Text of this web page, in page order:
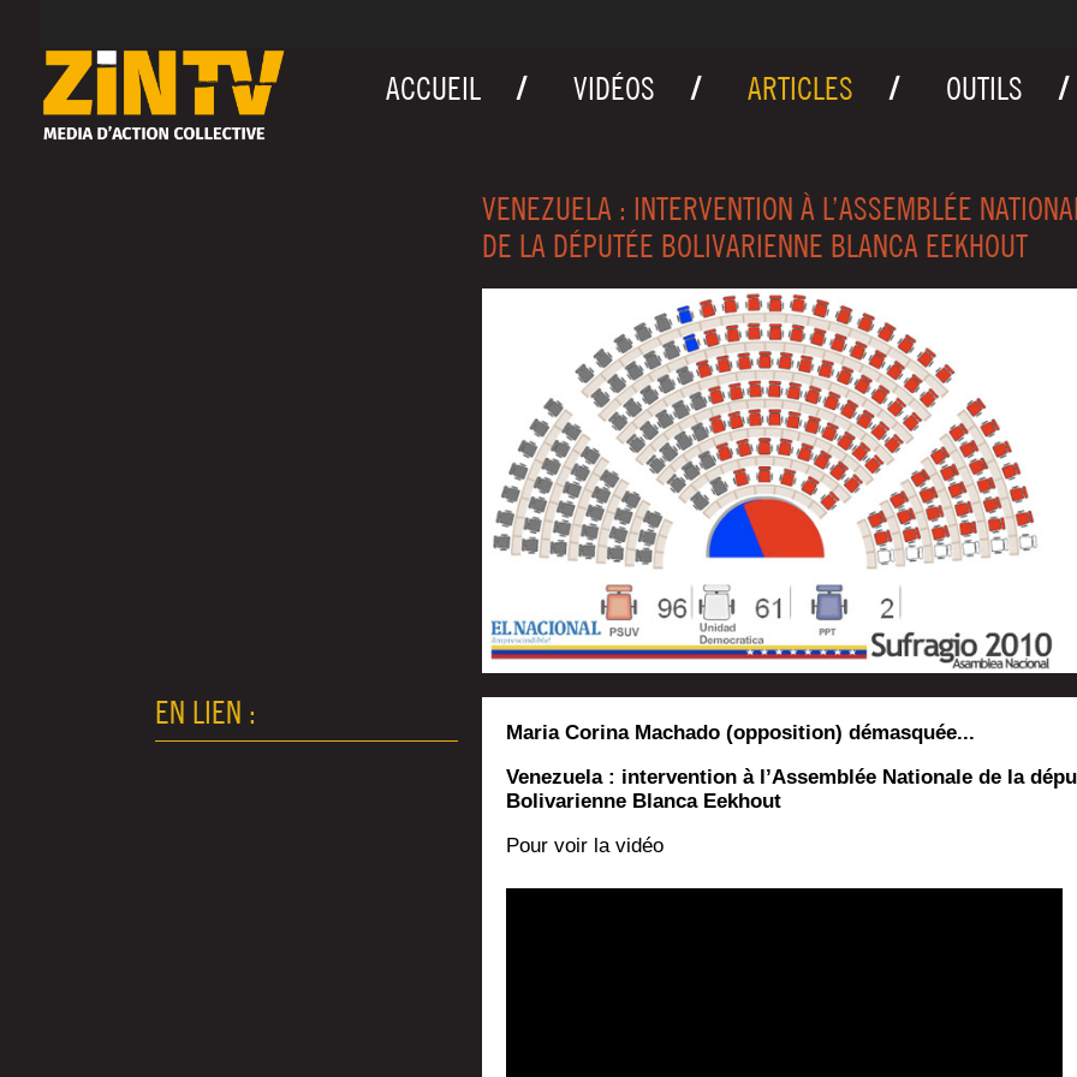
ACCUEIL VIDÉOS ARTICLES OUTILS
VENEZUELA : INTERVENTION À L’ASSEMBLÉE
DE LA DÉPUTÉE BOLIVARIENNE BLANCA EEKHOUT
EN LIEN :
Maria Corina Machado (opposition) démasquée...
Vene­zue­la : inter­ven­tion à l’As­sem­blée Natio­nale de la
Boli­va­rienne Blan­ca Eekhout
Pour voir la vidéo